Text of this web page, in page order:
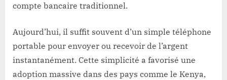
compte bancaire traditionnel.
Aujourd’hui, il suffit souvent d’un simple téléphone
portable pour envoyer ou recevoir de l’argent
instantanément. Cette simplicité a favorisé une
adoption massive dans des pays comme le Kenya,